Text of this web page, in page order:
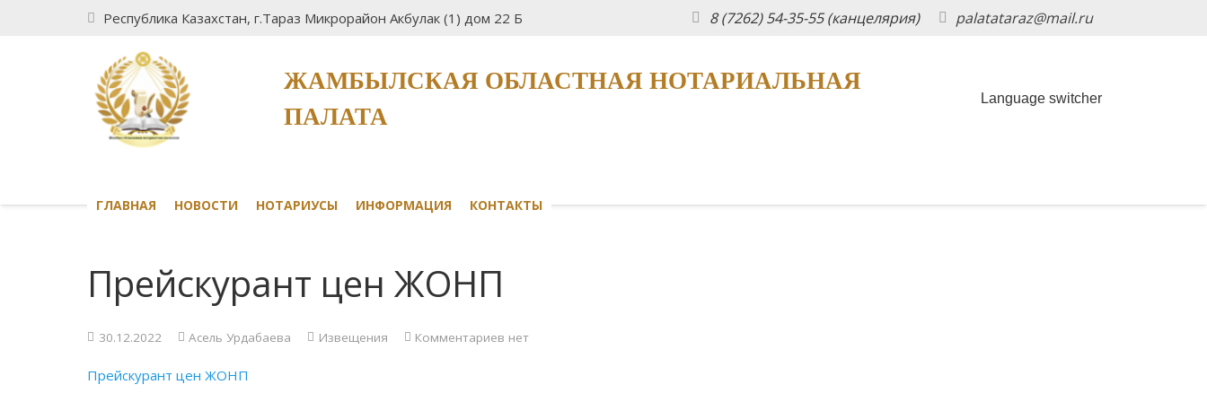
Республика Казахстан, г.Тараз Микрорайон Акбулак (1) дом 22 Б 8 (7262) 54-35-55 (канцелярия) palatataraz@mail.ru
ЖАМБЫЛСКАЯ ОБЛАСТНАЯ НОТАРИАЛЬНАЯ
ПАЛАТА
Language switcher
ГЛАВНАЯ НОВОСТИ НОТАРИУСЫ ИНФОРМАЦИЯ КОНТАКТЫ
Прейскурант цен ЖОНП
30.12.2022 Асель Урдабаева Извещения Комментариев нет
Прейскурант цен ЖОНП